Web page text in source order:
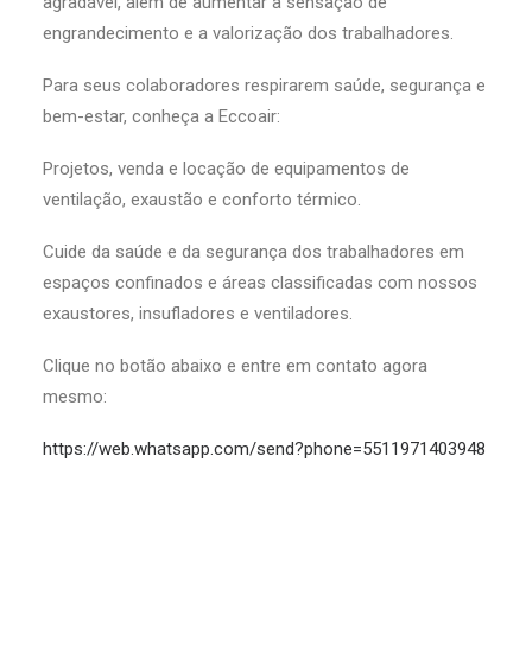
engrandecimento e a valorização dos trabalhadores.
Para seus colaboradores respirarem saúde, segurança e
bem-estar, conheça a Eccoair:
Projetos, venda e locação de equipamentos de
ventilação, exaustão e conforto térmico.
Cuide da saúde e da segurança dos trabalhadores em
espaços confinados e áreas classificadas com nossos
exaustores, insufladores e ventiladores.
Clique no botão abaixo e entre em contato agora
mesmo:
https://web.whatsapp.com/send?phone=5511971403948